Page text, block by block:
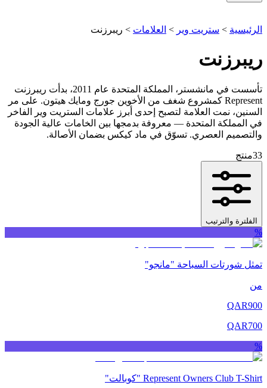
الرئيسية > ستريت وير > العلامات > ريبرزنت
ريبرزنت
تأسست في مانشستر، المملكة المتحدة عام 2011، بدأت ريبرزنت
Represent كمشروع شغف من الأخوين جورج ومايك هيتون. على مر
السنين، نمت العلامة لتصبح إحدى أبرز علامات الستريت وير الفاخر
في المملكة المتحدة — معروفة بدمجها بين الخامات عالية الجودة
والتصميم العصري. تسوّق في ماد كيكس بضمان الأصالة.
33منتج
الفلترة والترتيب
%
تمثل شورتات السباحة "مانجو"
من
QAR900
QAR700
%
Represent Owners Club T-Shirt "كوبالت"